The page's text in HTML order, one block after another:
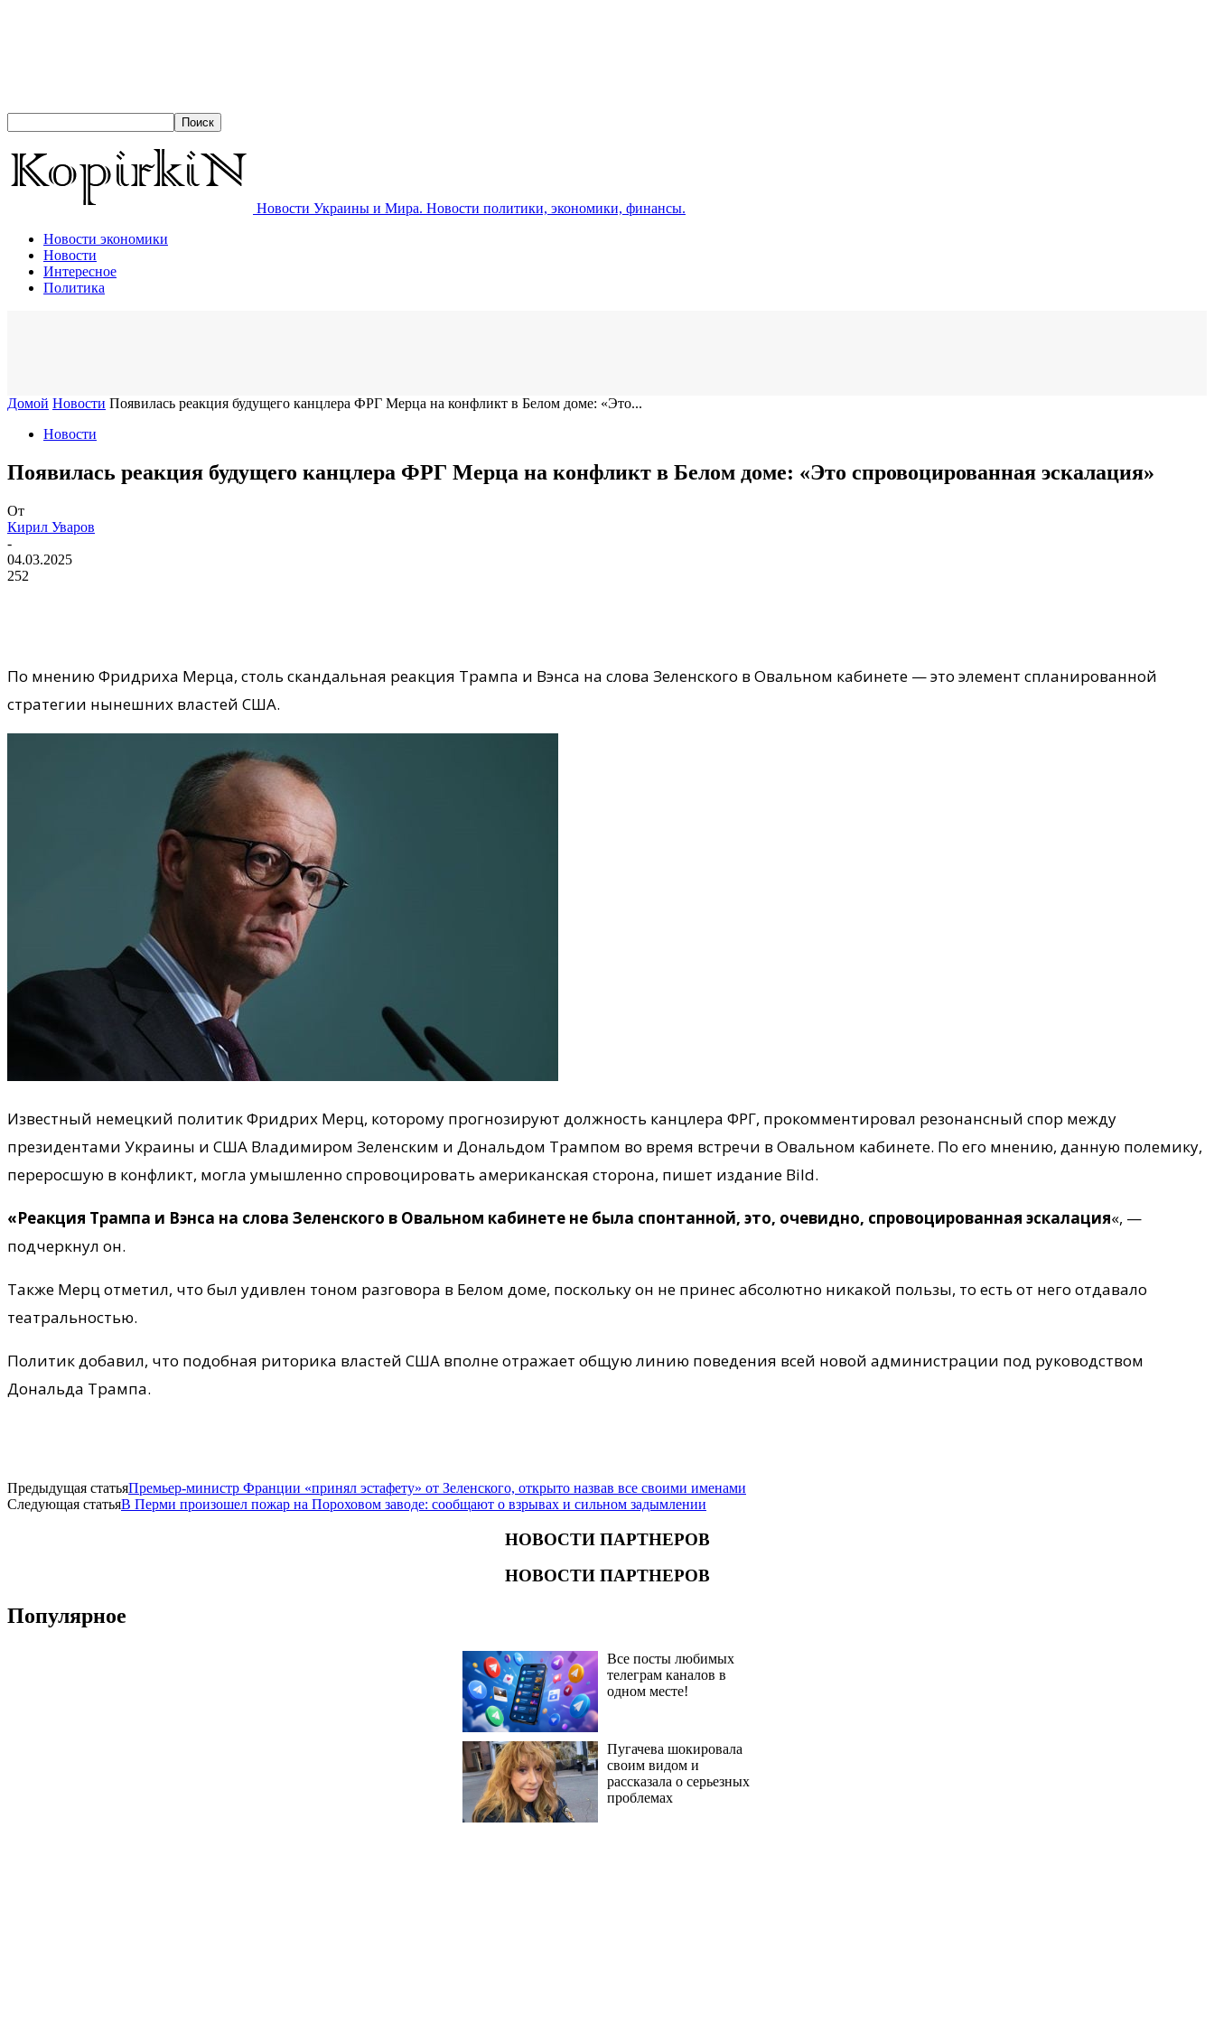
Новости Украины и Мира. Новости политики, экономики, финансы.
Новости экономики
Новости
Интересное
Политика
Домой Новости Появилась реакция будущего канцлера ФРГ Мерца на конфликт в Белом доме: «Это...
Новости
Появилась реакция будущего канцлера ФРГ Мерца на конфликт в Белом доме: «Это спровоцированная эскалация»
От
Кирил Уваров
-
04.03.2025
252
По мнению Фридриха Мерца, столь скандальная реакция Трампа и Вэнса на слова Зеленского в Овальном кабинете — это элемент спланированной
стратегии нынешних властей США.
Известный немецкий политик Фридрих Мерц, которому прогнозируют должность канцлера ФРГ, прокомментировал резонансный спор между
президентами Украины и США Владимиром Зеленским и Дональдом Трампом во время встречи в Овальном кабинете. По его мнению, данную полемику,
переросшую в конфликт, могла умышленно спровоцировать американская сторона, пишет издание Bild.
«Реакция Трампа и Вэнса на слова Зеленского в Овальном кабинете не была спонтанной, это, очевидно, спровоцированная эскалация«, —
подчеркнул он.
Также Мерц отметил, что был удивлен тоном разговора в Белом доме, поскольку он не принес абсолютно никакой пользы, то есть от него отдавало
театральностью.
Политик добавил, что подобная риторика властей США вполне отражает общую линию поведения всей новой администрации под руководством
Дональда Трампа.
Предыдущая статьяПремьер-министр Франции «принял эстафету» от Зеленского, открыто назвав все своими именами
Следующая статьяВ Перми произошел пожар на Пороховом заводе: сообщают о взрывах и сильном задымлении
НОВОСТИ ПАРТНЕРОВ
НОВОСТИ ПАРТНЕРОВ
Популярное
Все посты любимых
телеграм каналов в
одном месте!
Пугачева шокировала
своим видом и
рассказала о серьезных
проблемах